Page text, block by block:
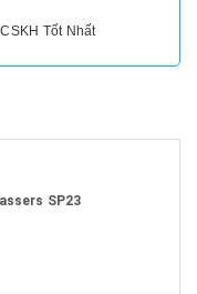
Tốt Nhất
SP23